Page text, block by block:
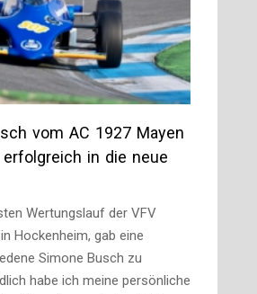
vom AC 1927 Mayen
erfolgreich in die neue
Wertungslauf der VFV
Hockenheim, gab eine
Simone Busch zu
habe ich meine persönliche